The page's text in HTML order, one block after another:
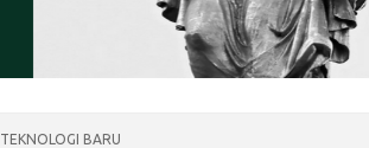
TEKNOLOGI BARU